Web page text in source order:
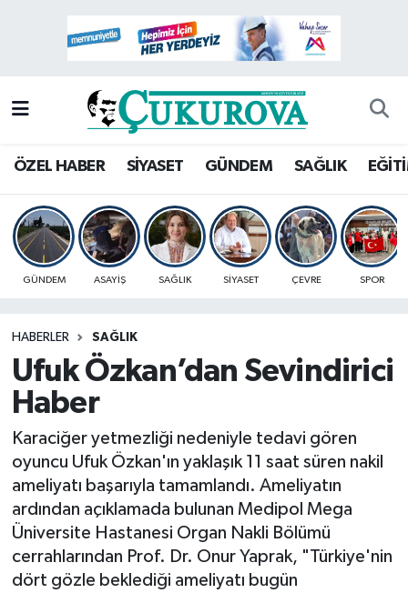
ÖZEL HABER SİYASET GÜNDEM SAĞLIK
GÜNDEM ASAYİŞ SAĞLIK SİYASET ÇEVRE SPOR
HABERLER SAĞLIK
Ufuk Özkan’dan Sevindirici
Haber
Karaciğer yetmezliği nedeniyle tedavi gören
oyuncu Ufuk Özkan'ın yaklaşık 11 saat süren nakil
ameliyatı başarıyla tamamlandı. Ameliyatın
ardından açıklamada bulunan Medipol Mega
Üniversite Hastanesi Organ Nakli Bölümü
cerrahlarından Prof. Dr. Onur Yaprak, "Türkiye'nin
dört gözle beklediği ameliyatı bugün
Mersin Hava Durumu
Mersin Namaz Vakitleri
Mersin Trafik Yoğunluk Haritası
Süper Lig Puan Durumu ve Fikstür
Haber Arşivi